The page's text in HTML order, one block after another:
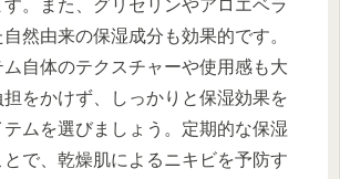
。また、グリセリンやアロエベラ
然由来の保湿成分も効果的です。
自体のテクスチャーや使用感も大
をかけず、しっかりと保湿効果を
ムを選びましょう。定期的な保湿
で、乾燥肌によるニキビを予防す